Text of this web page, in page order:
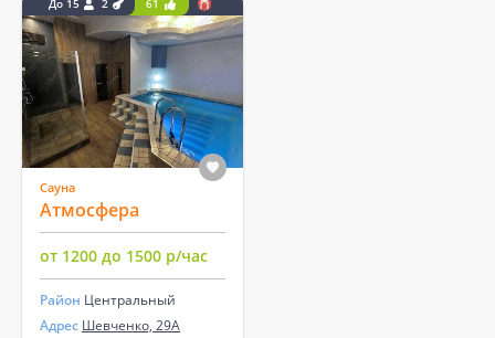
До 15 2 61
Сауна
Атмосфера
от 1200 до 1500 р/час
Район Центральный
Адрес Шевченко, 29А